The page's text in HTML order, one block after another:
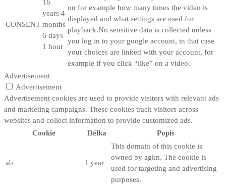
CONSENT
16
years 4
months
6 days
1 hour
on for example how many times the video is
displayed and what settings are used for
playback.No sensitive data is collected unless
you log in to your google account, in that case
your choices are linked with your account, for
example if you click “like” on a video.
Advertisement
Advertisement
Advertisement cookies are used to provide visitors with relevant ads
and marketing campaigns. These cookies track visitors across
websites and collect information to provide customized ads.
Cookie
Délka Popis
ab 1 year
This domain of this cookie is
owned by agkn. The cookie is
used for targeting and advertising
purposes.